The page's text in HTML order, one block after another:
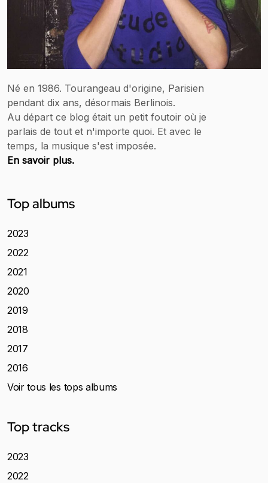
Né en 1986. Tourangeau d'origine, Parisien
pendant dix ans, désormais Berlinois.
Au départ ce blog était un petit foutoir où je
parlais de tout et n'importe quoi. Et avec le
temps, la musique s'est imposée.
En savoir plus.
Top albums
2023
2022
2021
2020
2019
2018
2017
2016
Voir tous les tops albums
Top tracks
2023
2022